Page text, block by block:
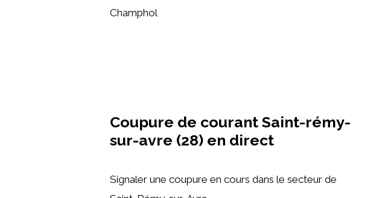
Champhol
Coupure de courant Saint-rémy-
sur-avre (28) en direct
Signaler une coupure en cours dans le secteur de